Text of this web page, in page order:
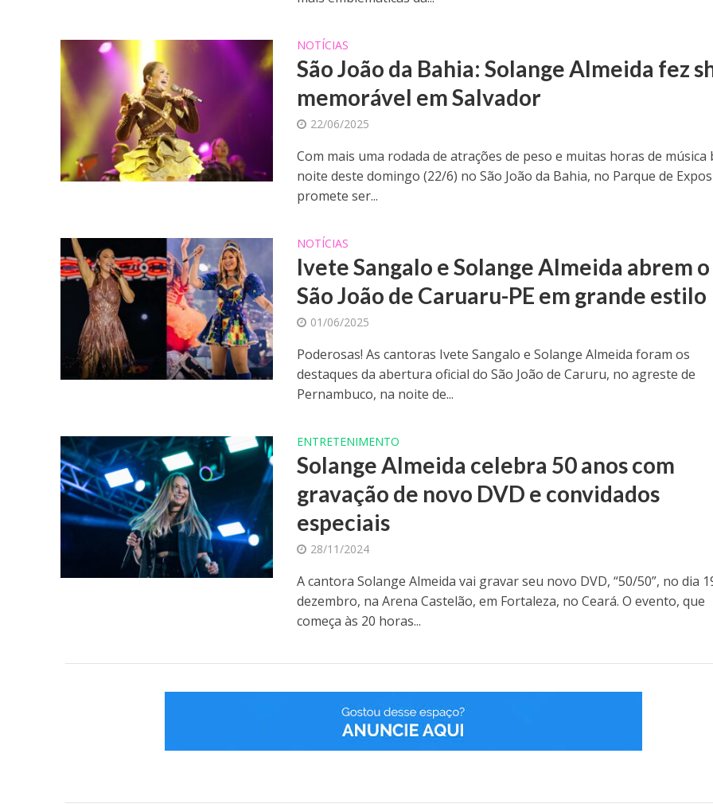
NOTÍCIAS
São João da Bahia: Solange Almeida fez
memorável em Salvador
22/06/2025
Com mais uma rodada de atrações de peso e muitas horas de música
noite deste domingo (22/6) no São João da Bahia, no Parque de
promete ser...
NOTÍCIAS
Ivete Sangalo e Solange Almeida abrem o
São João de Caruaru-PE em grande estilo
01/06/2025
Poderosas! As cantoras Ivete Sangalo e Solange Almeida foram os
destaques da abertura oficial do São João de Caruru, no agreste de
Pernambuco, na noite de...
ENTRETENIMENTO
Solange Almeida celebra 50 anos com
gravação de novo DVD e convidados
especiais
28/11/2024
A cantora Solange Almeida vai gravar seu novo DVD, “50/50”, no dia
dezembro, na Arena Castelão, em Fortaleza, no Ceará. O evento, que
começa às 20 horas...